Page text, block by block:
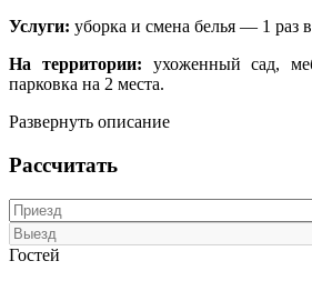
Услуги: уборка и смена белья — 1 раз
На территории: ухоженный сад,
парковка на 2 места.
Развернуть описание
Рассчитать
Гостей